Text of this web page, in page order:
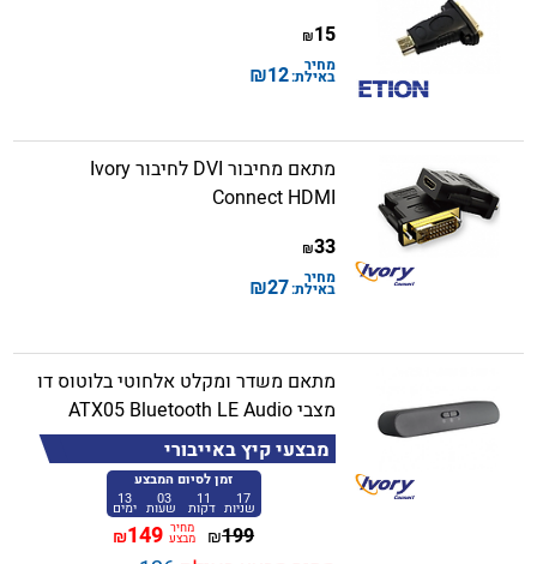
15
₪
מחיר
באילת:12
₪
מתאם מחיבור DVI לחיבור Ivory
Connect HDMI
33
₪
מחיר
באילת:27
₪
מתאם משדר ומקלט אלחוטי בלוטוס דו
מצבי ATX05 Bluetooth LE Audio
מבצעי קיץ באייבורי
זמן לסיום המבצע
17
שניות 11
דקות 03
שעות 13
ימים
199
₪ מחיר
מבצע 149
₪